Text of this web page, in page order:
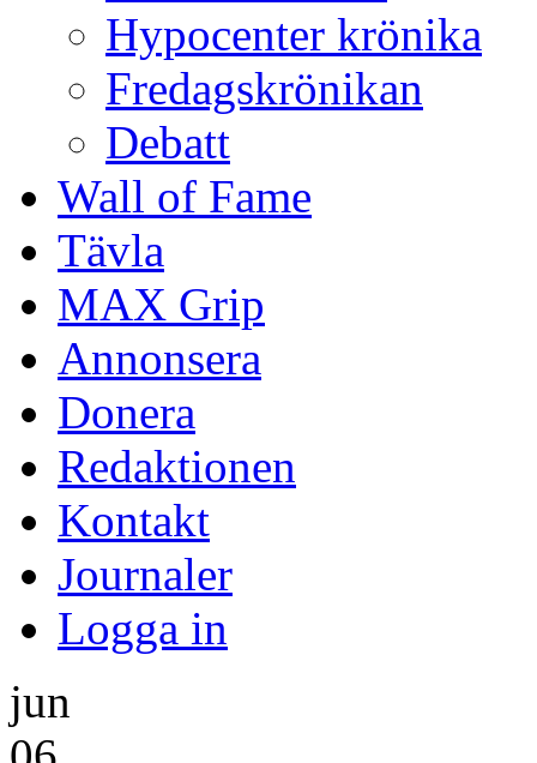
Hypocenter krönika
Fredagskrönikan
Debatt
Wall of Fame
Tävla
MAX Grip
Annonsera
Donera
Redaktionen
Kontakt
Journaler
Logga in
jun